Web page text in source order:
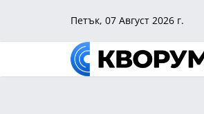
Петък, 07 Август 2026 г.